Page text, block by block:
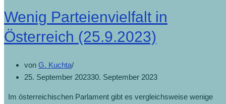
Wenig Parteienvielfalt in
Österreich (25.9.2023)
von G. Kuchta
25. September 202330. September 2023
Im österreichischen Parlament gibt es vergleichsweise wenige